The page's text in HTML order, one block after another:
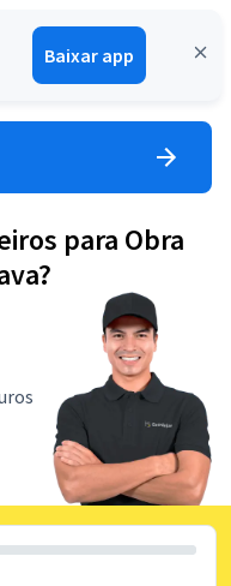
Baixar app
Entrar
para Obra